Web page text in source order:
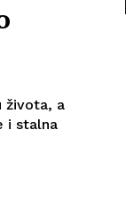
života, a
i stalna